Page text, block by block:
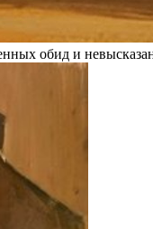
обид и